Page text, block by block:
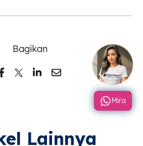
Bagikan
Lainnya
Mira